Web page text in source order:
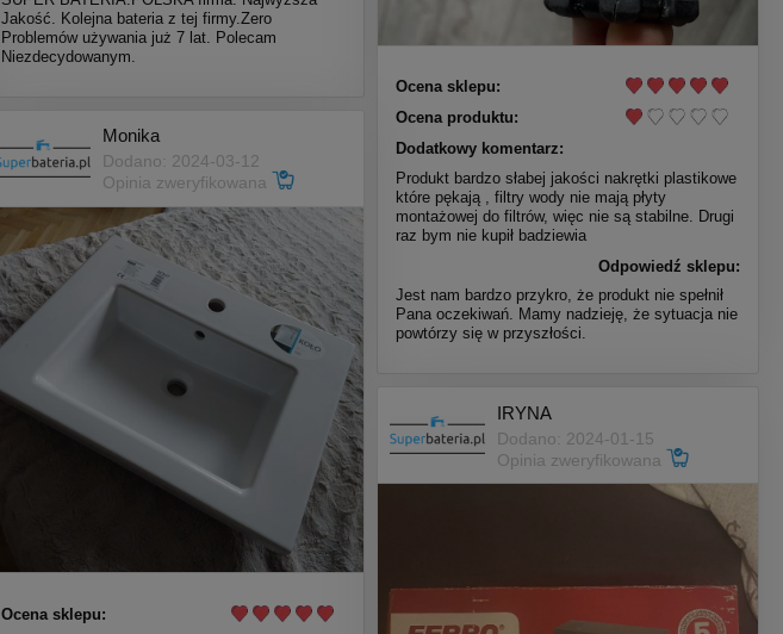
Jakość. Kolejna bateria z tej firmy.Zero
Problemów używania już 7 lat. Polecam
Niezdecydowanym.
Ocena sklepu:
Ocena produktu:
Dodatkowy komentarz:
Produkt bardzo słabej jakości nakrętki plastikowe
które pękają , filtry wody nie mają płyty
montażowej do filtrów, więc nie są stabilne. Drugi
raz bym nie kupił badziewia
Odpowiedź sklepu:
Jest nam bardzo przykro, że produkt nie spełnił
Pana oczekiwań. Mamy nadzieję, że sytuacja nie
powtórzy się w przyszłości.
Monika
Dodano: 2024-03-12
Opinia zweryfikowana
Ocena sklepu:
IRYNA
Dodano: 2024-01-15
Opinia zweryfikowana